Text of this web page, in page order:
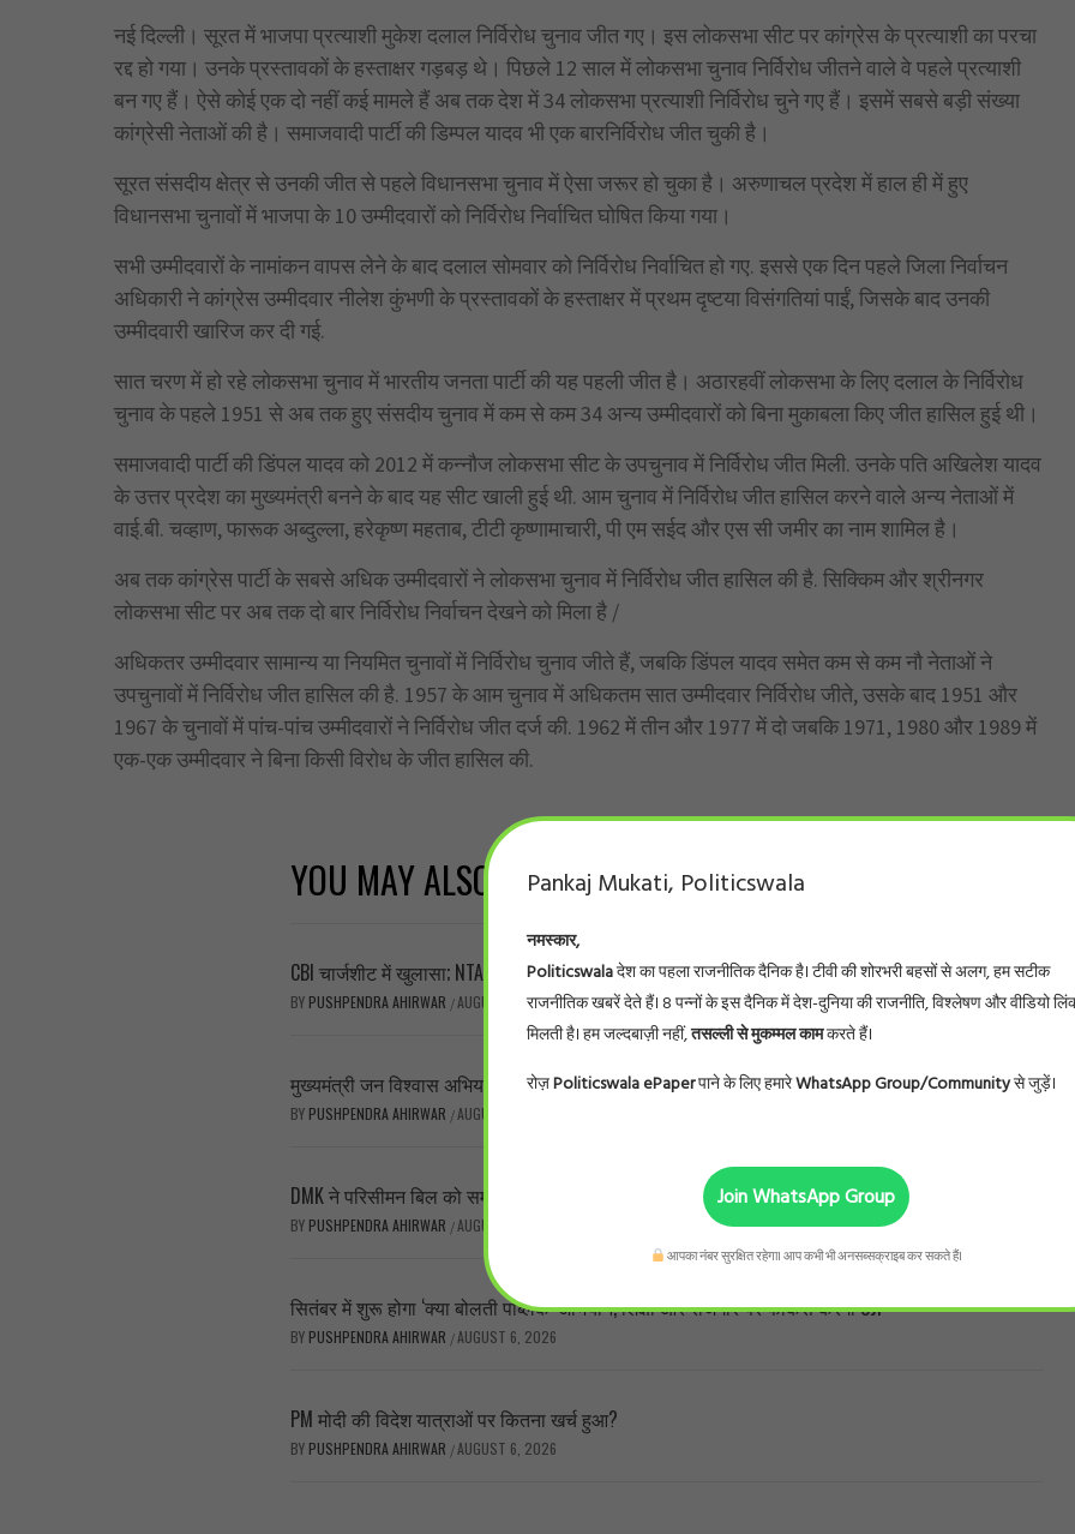
नई दिल्ली। सूरत में भाजपा प्रत्याशी मुकेश दलाल निर्विरोध चुनाव जीत गए। इस लोकसभा सीट पर कांग्रेस के प्रत्याशी का परचा
रद्द हो गया। उनके प्रस्तावकों के हस्ताक्षर गड़बड़ थे। पिछले 12 साल में लोकसभा चुनाव निर्विरोध जीतने वाले वे पहले प्रत्याशी
बन गए हैं। ऐसे कोई एक दो नहीं कई मामले हैं अब तक देश में 34 लोकसभा प्रत्याशी निर्विरोध चुने गए हैं। इसमें सबसे बड़ी संख्या
कांग्रेसी नेताओं की है। समाजवादी पार्टी की डिम्पल यादव भी एक बारनिर्विरोध जीत चुकी है।
सूरत संसदीय क्षेत्र से उनकी जीत से पहले विधानसभा चुनाव में ऐसा जरूर हो चुका है। अरुणाचल प्रदेश में हाल ही में हुए
विधानसभा चुनावों में भाजपा के 10 उम्मीदवारों को निर्विरोध निर्वाचित घोषित किया गया।
सभी उम्मीदवारों के नामांकन वापस लेने के बाद दलाल सोमवार को निर्विरोध निर्वाचित हो गए. इससे एक दिन पहले जिला निर्वाचन
अधिकारी ने कांग्रेस उम्मीदवार नीलेश कुंभणी के प्रस्तावकों के हस्ताक्षर में प्रथम दृष्टया विसंगतियां पाईं, जिसके बाद उनकी
उम्मीदवारी खारिज कर दी गई.
सात चरण में हो रहे लोकसभा चुनाव में भारतीय जनता पार्टी की यह पहली जीत है। अठारहवीं लोकसभा के लिए दलाल के निर्विरोध
चुनाव के पहले 1951 से अब तक हुए संसदीय चुनाव में कम से कम 34 अन्य उम्मीदवारों को बिना मुकाबला किए जीत हासिल हुई थी।
समाजवादी पार्टी की डिंपल यादव को 2012 में कन्नौज लोकसभा सीट के उपचुनाव में निर्विरोध जीत मिली. उनके पति अखिलेश यादव
के उत्तर प्रदेश का मुख्यमंत्री बनने के बाद यह सीट खाली हुई थी. आम चुनाव में निर्विरोध जीत हासिल करने वाले अन्य नेताओं में
वाई.बी. चव्हाण, फारूक अब्दुल्ला, हरेकृष्ण महताब, टीटी कृष्णामाचारी, पी एम सईद और एस सी जमीर का नाम शामिल है।
अब तक कांग्रेस पार्टी के सबसे अधिक उम्मीदवारों ने लोकसभा चुनाव में निर्विरोध जीत हासिल की है. सिक्किम और श्रीनगर
लोकसभा सीट पर अब तक दो बार निर्विरोध निर्वाचन देखने को मिला है /
अधिकतर उम्मीदवार सामान्य या नियमित चुनावों में निर्विरोध चुनाव जीते हैं, जबकि डिंपल यादव समेत कम से कम नौ नेताओं ने
उपचुनावों में निर्विरोध जीत हासिल की है. 1957 के आम चुनाव में अधिकतम सात उम्मीदवार निर्विरोध जीते, उसके बाद 1951 और
1967 के चुनावों में पांच-पांच उम्मीदवारों ने निर्विरोध जीत दर्ज की. 1962 में तीन और 1977 में दो जबकि 1971, 1980 और 1989 में
एक-एक उम्मीदवार ने बिना किसी विरोध के जीत हासिल की.
YOU MAY ALSO LIKE
CBI चार्जशीट में खुलासा; NTA एक्सपर्ट्स पेपर बनाते वक्त ही, सवाल कर लेते थे याद!
BY PUSHPENDRA AHIRWAR /AUGUST 7, 2026
मुख्यमंत्री जन विश्वास अभियान: अब हर शुक्रवार जनता के बीच पहुंचेगी सरकार!
BY PUSHPENDRA AHIRWAR /AUGUST 7, 2026
DMK ने परिसीमन बिल को समर्थन देने के लिए, मोदी सरकार के सामने रखीं तीन शर्तें!
BY PUSHPENDRA AHIRWAR /AUGUST 7, 2026
सितंबर में शुरू होगा ‘क्या बोलती पब्लिक’ अभियान, शिक्षा और रोजगार पर फोकस करेगी CJP
BY PUSHPENDRA AHIRWAR /AUGUST 6, 2026
PM मोदी की विदेश यात्राओं पर कितना खर्च हुआ?
BY PUSHPENDRA AHIRWAR /AUGUST 6, 2026
Pankaj Mukati, Politicswala
नमस्कार,
Politicswalaदेश का पहला राजनीतिक दैनिक है। टीवी की शोरभरी बहसों से अलग, हम सटीक
राजनीतिक खबरें देते हैं। 8 पन्नों के इस दैनिक में देश-दुनिया की राजनीति, विश्लेषण और वीडियो
मिलती है। हम जल्दबाज़ी नहीं,तसल्ली से मुकम्मल कामकरते हैं।
रोज़Politicswala ePaperपाने के लिए हमारेWhatsApp Group/Communityसे जुड़ें।
Join WhatsApp Group
आपका नंबर सुरक्षित रहेगा। आप कभी भी अनसब्सक्राइब कर सकते हैं।